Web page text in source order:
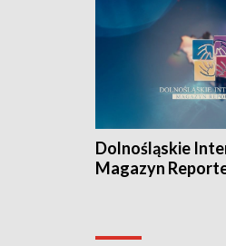
Dolnośląskie
Magazyn